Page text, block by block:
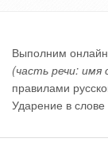
Выполним
(часть речи:
правилами
Ударение в слове